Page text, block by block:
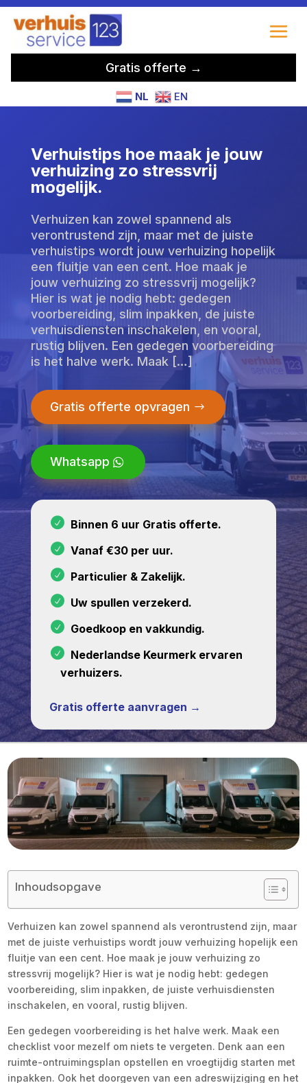
Gratis offerte →
NL EN
Verhuistips hoe maak je jouw
verhuizing zo stressvrij
mogelijk.
Verhuizen kan zowel spannend als
verontrustend zijn, maar met de juiste
verhuistips wordt jouw verhuizing hopelijk
een fluitje van een cent. Hoe maak je
jouw verhuizing zo stressvrij mogelijk?
Hier is wat je nodig hebt: gedegen
voorbereiding, slim inpakken, de juiste
verhuisdiensten inschakelen, en vooral,
rustig blijven. Een gedegen voorbereiding
is het halve werk. Maak […]
Gratis offerte opvragen
Whatsapp
Binnen 6 uur Gratis offerte.
Vanaf €30 per uur.
Particulier & Zakelijk.
Uw spullen verzekerd.
Goedkoop en vakkundig.
Nederlandse Keurmerk ervaren
verhuizers.
Gratis offerte aanvragen →
Inhoudsopgave
Verhuizen kan zowel spannend als verontrustend zijn, maar
met de juiste verhuistips wordt jouw verhuizing hopelijk een
fluitje van een cent. Hoe maak je jouw verhuizing zo
stressvrij mogelijk? Hier is wat je nodig hebt: gedegen
voorbereiding, slim inpakken, de juiste verhuisdiensten
inschakelen, en vooral, rustig blijven.
Een gedegen voorbereiding is het halve werk. Maak een
checklist voor mezelf om niets te vergeten. Denk aan een
ruimte-ontruimingsplan opstellen en vroegtijdig starten met
inpakken. Ook het doorgeven van een adreswijziging en het